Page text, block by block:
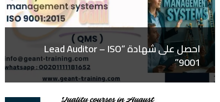
احصل على شهادة “Lead Auditor – ISO
9001”